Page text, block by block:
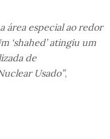
área especial ao redor
‘shahed’ atingiu um
de
Usado”,